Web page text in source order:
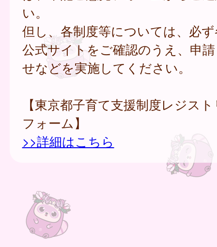
い。
但し、各制度等については、必
公式サイトをご確認のうえ、申
せなどを実施してください。
【東京都子育て支援制度レジス
フォーム】
>>詳細はこちら